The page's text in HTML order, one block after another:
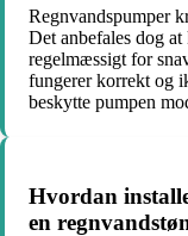
Regnvandspumper
Det anbefales dog
regelmæssigt for
fungerer korrekt og
beskytte pumpen
Hvordan
en